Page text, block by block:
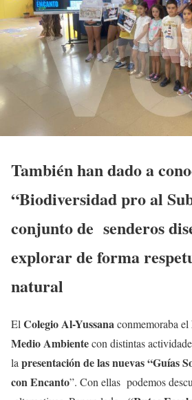
También han dado a
“Biodiversidad pro al
conjunto de senderos
explorar de forma
natural
El Colegio Al-Yussanaconmemoraba el
Medio Ambientecon distintas
la presentación de las nuevas “Guías
con Encanto”. Con ellas podemos